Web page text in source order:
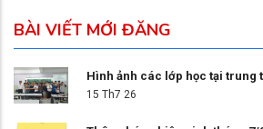
BÀI VIẾT MỚI ĐĂNG
Hình ảnh các lớp học tại trung
15 Th7 26